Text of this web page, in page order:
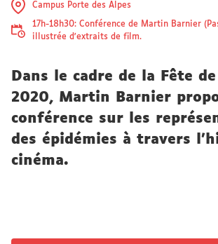
Campus Porte des Alpes
17h-18h30: Conférence de Martin Barnier
illustrée d'extraits de film.
Dans le cadre de la Fête de
2020, Martin Barnier
conférence sur les
des épidémies à travers
cinéma.